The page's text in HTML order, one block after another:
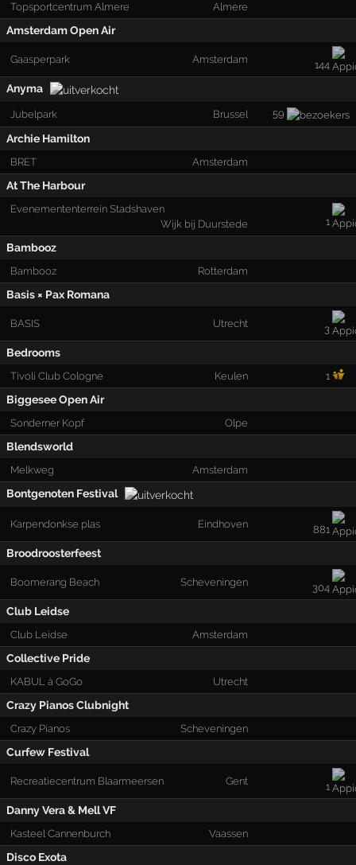
Topsportcentrum Almere Almere
Amsterdam Open Air
Gaasperpark Amsterdam 144
Anyma
Jubelpark Brussel 59
Archie Hamilton
BRET Amsterdam
At The Harbour
Evenemententerrein Stadshaven
Wijk bij Duurstede
1
Bambooz
Bambooz Rotterdam
Basis × Pax Romana
BASIS Utrecht 3
Bedrooms
Tivoli Club Cologne Keulen 1
Biggesee Open Air
Sonderner Kopf Olpe
Blendsworld
Melkweg Amsterdam
Bontgenoten Festival
Karpendonkse plas Eindhoven 881
Broodroosterfeest
Boomerang Beach Scheveningen 304
Club Leidse
Club Leidse Amsterdam
Collective Pride
KABUL à GoGo Utrecht
Crazy Pianos Clubnight
Crazy Pianos Scheveningen
Curfew Festival
Recreatiecentrum Blaarmeersen Gent 1
Danny Vera & Mell VF
Kasteel Cannenburch Vaassen
Disco Exota